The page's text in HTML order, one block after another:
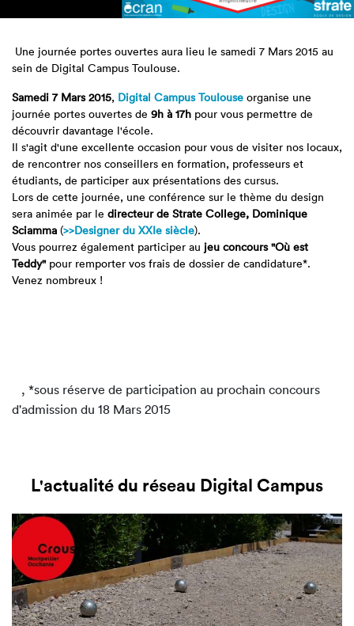
Une journée portes ouvertes aura lieu le samedi 7 Mars 2015 au
sein de Digital Campus Toulouse.
Samedi 7 Mars 2015, Digital Campus Toulouse organise une
journée portes ouvertes de 9h à 17h pour vous permettre de
découvrir davantage l'école.
Il s'agit d'une excellente occasion pour vous de visiter nos locaux,
de rencontrer nos conseillers en formation, professeurs et
étudiants, de participer aux présentations des cursus.
Lors de cette journée, une conférence sur le thème du design
sera animée par le directeur de Strate College, Dominique
Sciamma (>>Designer du XXIe siècle).
Vous pourrez également participer au jeu concours "Où est
Teddy"pour remporter vos frais de dossier de candidature*.
Venez nombreux !
, *sous réserve de participation au prochain concours
d'admission du 18 Mars 2015
L'actualité du réseau Digital Campus